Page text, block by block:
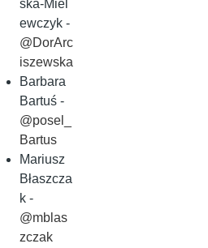
ska‑Miel
ewczyk -
@DorArc
iszewska
Barbara
Bartuś -
@posel_
Bartus
Mariusz
Błaszcza
k -
@mblas
zczak